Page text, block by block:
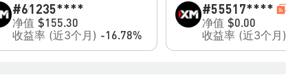
#61235****
净值 $155.30
收益率 (近3个月) -16.78%
#55517****
净值 $0.00
收益率 (近3个月)